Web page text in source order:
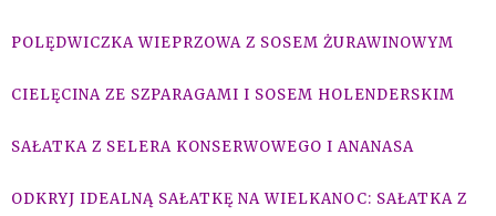
POLĘDWICZKA WIEPRZOWA Z SOSEM ŻURAWINOWYM
CIELĘCINA ZE SZPARAGAMI I SOSEM HOLENDERSKIM
SAŁATKA Z SELERA KONSERWOWEGO I ANANASA
ODKRYJ IDEALNĄ SAŁATKĘ NA WIELKANOC: SAŁATKA Z